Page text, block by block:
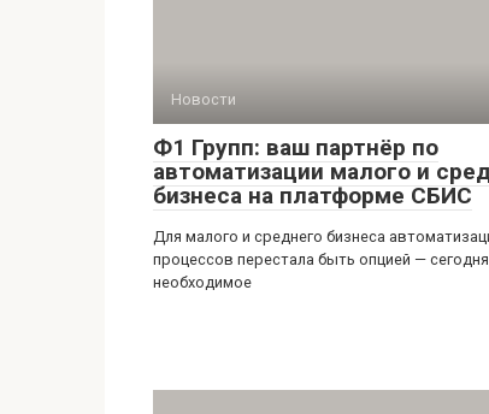
Новости
Ф1 Групп: ваш партнёр по
автоматизации малого и
бизнеса на платформе СБИС
Для малого и среднего бизнеса
процессов перестала быть опцией —
необходимое